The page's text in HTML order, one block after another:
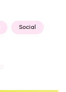
Social